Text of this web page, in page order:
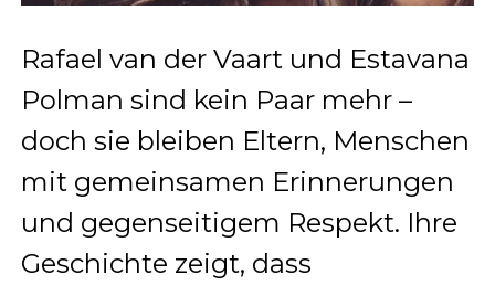
Rafael van der Vaart und Estavana
Polman sind kein Paar mehr –
doch sie bleiben Eltern, Menschen
mit gemeinsamen Erinnerungen
und gegenseitigem Respekt. Ihre
Geschichte zeigt, dass